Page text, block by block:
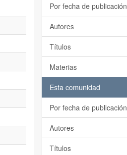
Por fecha de publicación
Autores
Títulos
Materias
Esta comunidad
Por fecha de publicación
Autores
Títulos